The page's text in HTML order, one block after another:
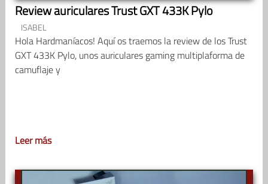
Review auriculares Trust GXT 433K Pylo
ISABEL
Hola Hardmaníacos! Aquí os traemos la review de los Trust
GXT 433K Pylo, unos auriculares gaming multiplaforma de
camuflaje y
Leer más